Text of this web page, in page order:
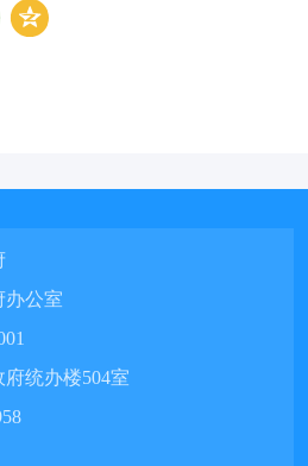
办公室
统办楼504室